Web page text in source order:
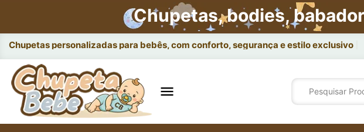
Chupetas, bodies,
Chupetas personalizadas para bebês, com conforto, segurança e estilo exclusivo.
